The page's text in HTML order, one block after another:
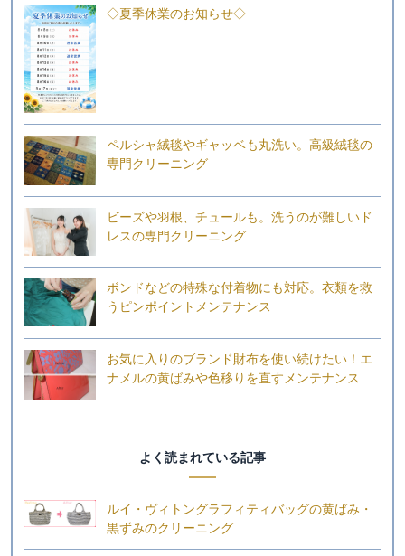
◇夏季休業のお知らせ◇
ペルシャ絨毯やギャッベも丸洗い。高級絨毯の
専門クリーニング
ビーズや羽根、チュールも。洗うのが難しいド
レスの専門クリーニング
ボンドなどの特殊な付着物にも対応。衣類を救
うピンポイントメンテナンス
お気に入りのブランド財布を使い続けたい！エ
ナメルの黄ばみや色移りを直すメンテナンス
よく読まれている記事
ルイ・ヴィトングラフィティバッグの黄ばみ・
黒ずみのクリーニング